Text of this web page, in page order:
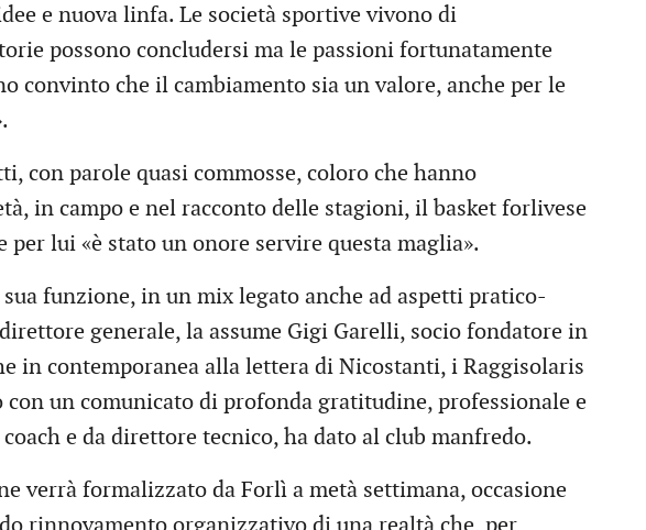
e nuova linfa. Le società sportive vivono di
possono concludersi ma le passioni fortunatamente
convinto che il cambiamento sia un valore, anche per le
con parole quasi commosse, coloro che hanno
in campo e nel racconto delle stagioni, il basket forlivese
per lui «è stato un onore servire questa maglia».
sua funzione, in un mix legato anche ad aspetti pratico-
generale, la assume Gigi Garelli, socio fondatore in
in contemporanea alla lettera di Nicostanti, i Raggisolaris
con un comunicato di profonda gratitudine, professionale e
e da direttore tecnico, ha dato al club manfredo.
verrà formalizzato da Forlì a metà settimana, occasione